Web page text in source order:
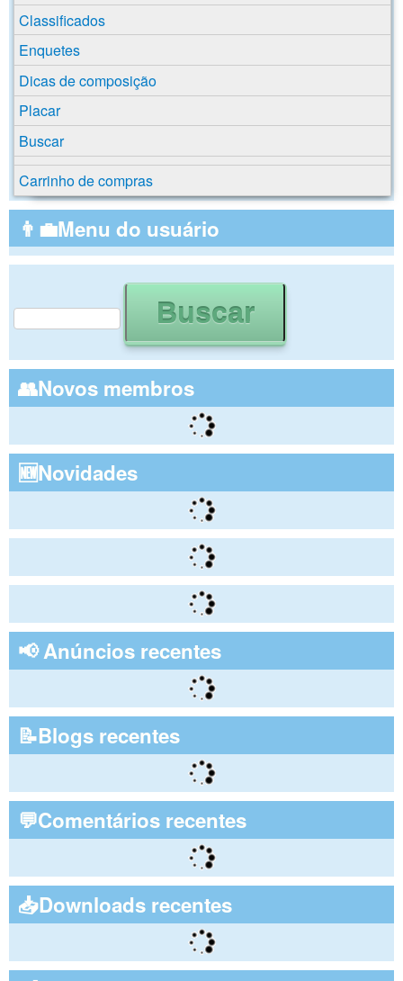
Classificados
Enquetes
Dicas de composição
Placar
Buscar
Carrinho de compras
👨‍💼Menu do usuário
Formulário de busca
👥Novos membros
🆕Novidades
📢 Anúncios recentes
📝Blogs recentes
💬Comentários recentes
📥Downloads recentes